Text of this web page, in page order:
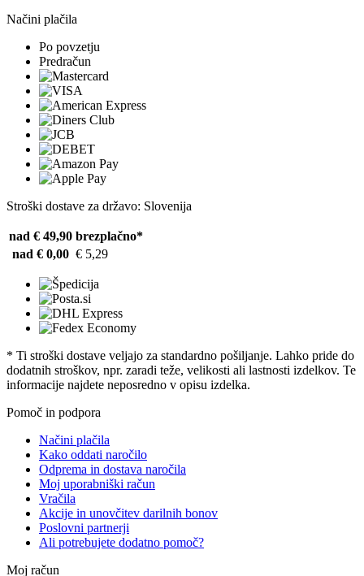
Načini plačila
Po povzetju
Predračun
Stroški dostave za državo: Slovenija
nad € 49,90 brezplačno*
nad € 0,00 € 5,29
* Ti stroški dostave veljajo za standardno pošiljanje. Lahko pride do
dodatnih stroškov, npr. zaradi teže, velikosti ali lastnosti izdelkov. Te
informacije najdete neposredno v opisu izdelka.
Pomoč in podpora
Načini plačila
Kako oddati naročilo
Odprema in dostava naročila
Moj uporabniški račun
Vračila
Akcije in unovčitev darilnih bonov
Poslovni partnerji
Ali potrebujete dodatno pomoč?
Moj račun